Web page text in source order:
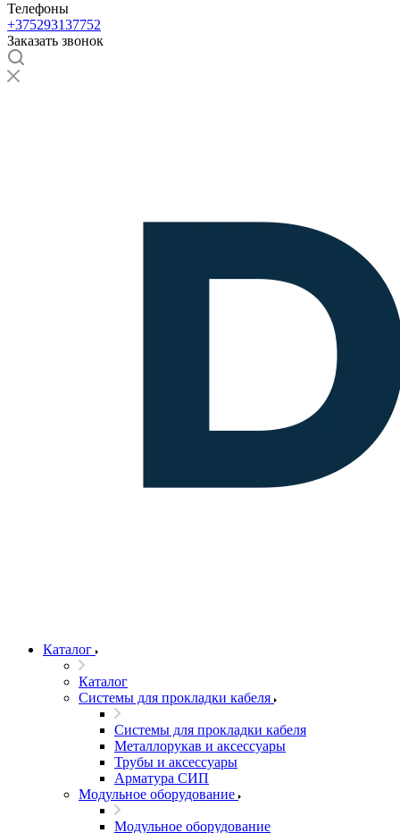
Телефоны
+375293137752
Заказать звонок
Каталог
Каталог
Системы для прокладки кабеля
Системы для прокладки кабеля
Металлорукав и аксессуары
Трубы и аксессуары
Арматура СИП
Модульное оборудование
Модульное оборудование